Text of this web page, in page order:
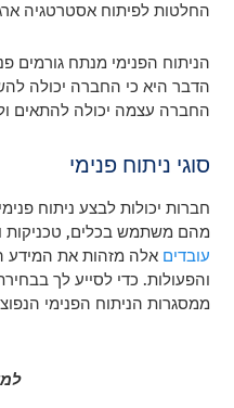
החלטות לפיתוח אסטרטגיה
הניתוח הפנימי מנתח גורמים
הדבר היא כי החברה יכולה
החברה עצמה יכולה להתאים
סוגי ניתוח פנימי
חברות יכולות לבצע ניתוח
מהם משתמש בכלים, טכניקות
עובדים אלה מזהות את המידע
והפעולות. כדי לסייע לך
ממסגרות הניתוח הפנימי